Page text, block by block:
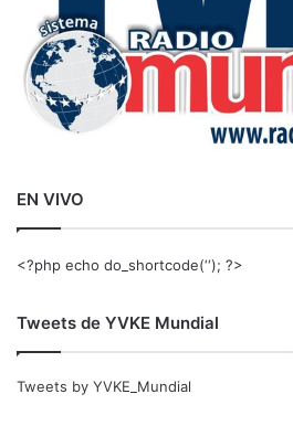
EN VIVO
<?php echo do_shortcode(‘‘); ?>
Tweets de YVKE Mundial
Tweets by YVKE_Mundial